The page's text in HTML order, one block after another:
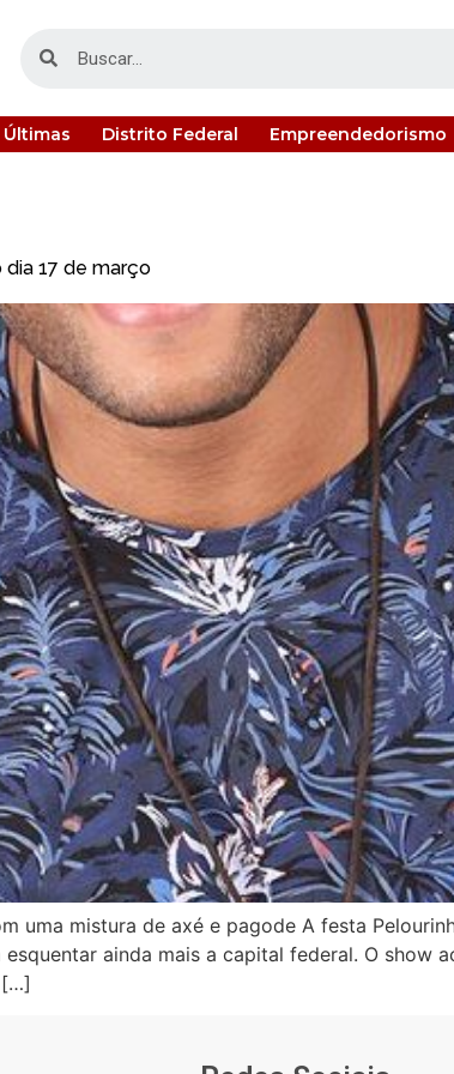
Últimas Distrito Federal Empreendedorismo
dia 17 de março
uma mistura de axé e pagode A festa
ainda mais a capital federal. O show
[…]